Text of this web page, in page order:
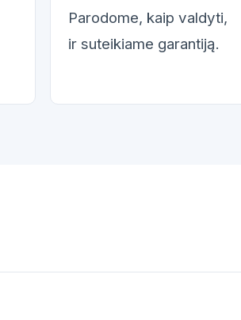
Parodome, kaip valdyti,
ir suteikiame garantiją.